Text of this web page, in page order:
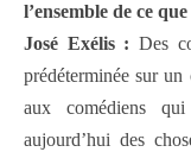
l’ensemble de ce
José Exélis : Des
prédéterminée sur un
aux comédiens
aujourd’hui des